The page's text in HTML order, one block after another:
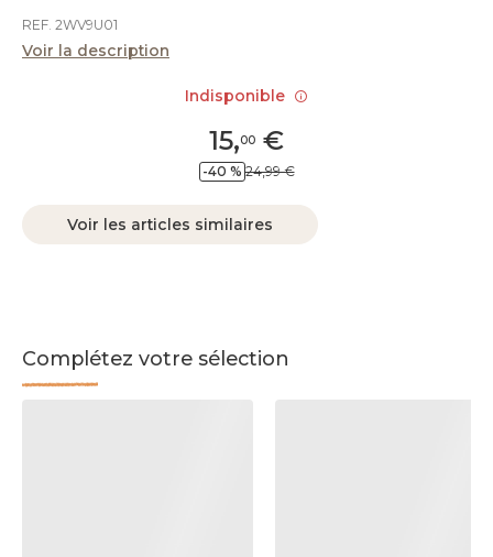
REF. 2WV9U01
Voir la description
15,00 €
-40 % 24,99 €
Voir les articles similaires
Complétez votre sélection